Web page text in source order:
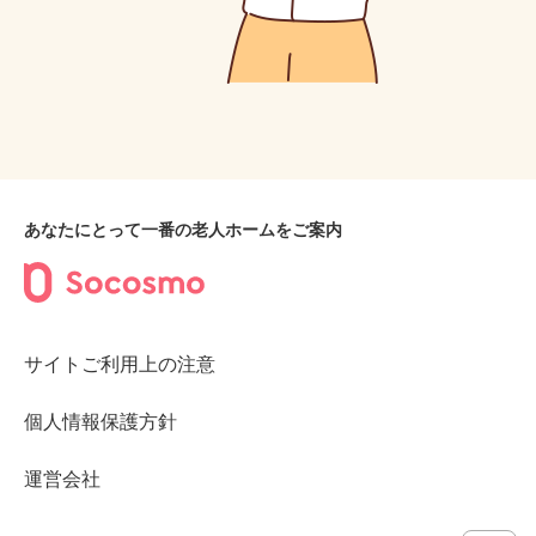
あなたにとって一番の老人ホームをご案内
サイトご利用上の注意
個人情報保護方針
運営会社